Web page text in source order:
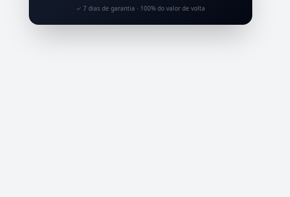
✓ 7 dias de garantia · 100% do valor de volta